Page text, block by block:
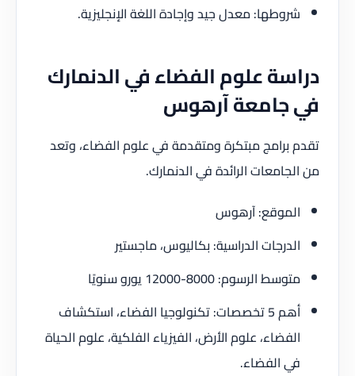
شروطها: معدل جيد وإجادة اللغة الإنجليزية.
دراسة علوم الفضاء في الدنمارك
في جامعة آرهوس
تقدم برامج مبتكرة ومتقدمة في علوم الفضاء، وتعد
من الجامعات الرائدة في الدنمارك.
الموقع: آرهوس
الدرجات الدراسية: بكاليوس، ماجستير
متوسط الرسوم: 8000-12000 يورو سنويًا
أهم 5 تخصصات: تكنولوجيا الفضاء، استكشاف
الفضاء، علوم الأرض، الفيزياء الفلكية، علوم الحياة
في الفضاء.